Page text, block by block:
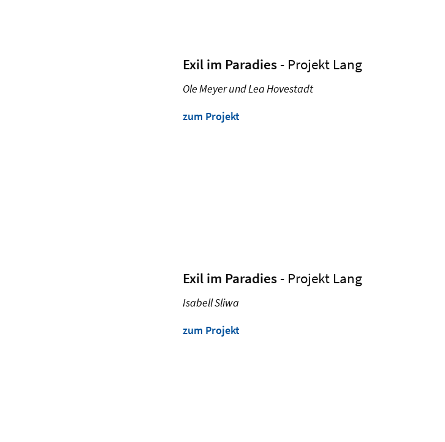
Exil im Paradies - Projekt Lang
Ole Meyer und Lea Hovestadt
zum Projekt
Exil im Paradies - Projekt Lang
Isabell Sliwa
zum Projekt